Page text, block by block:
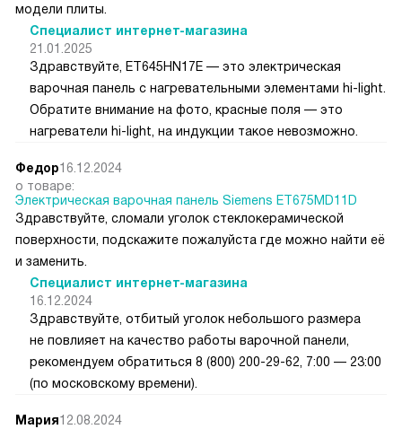
модели плиты.
Специалист интернет-магазина
21.01.2025
Здравствуйте, ET645HN17E — это электрическая
варочная панель с нагревательными элементами hi-light.
Обратите внимание на фото, красные поля — это
нагреватели hi-light, на индукции такое невозможно.
Федор16.12.2024
о товаре:
Электрическая варочная панель Siemens ET675MD11D
Здравствуйте, сломали уголок стеклокерамической
поверхности, подскажите пожалуйста где можно найти её
и заменить.
Специалист интернет-магазина
16.12.2024
Здравствуйте, отбитый уголок небольшого размера
не повлияет на качество работы варочной панели,
рекомендуем обратиться 8 (800) 200-29-62, 7:00 — 23:00
(по московскому времени).
Мария12.08.2024